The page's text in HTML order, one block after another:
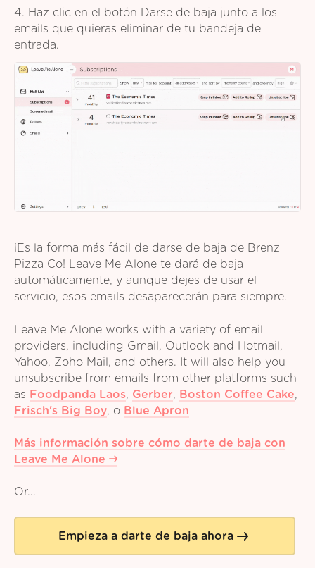
4. Haz clic en el botón Darse de baja junto a los
emails que quieras eliminar de tu bandeja de
entrada.
¡Es la forma más fácil de darse de baja de Brenz
Pizza Co! Leave Me Alone te dará de baja
automáticamente, y aunque dejes de usar el
servicio, esos emails desaparecerán para siempre.
Leave Me Alone works with a variety of email
providers, including Gmail, Outlook and Hotmail,
Yahoo, Zoho Mail, and others. It will also help you
unsubscribe from emails from other platforms such
as Foodpanda Laos, Gerber, Boston Coffee Cake,
Frisch's Big Boy, o Blue Apron
Más información sobre cómo darte de baja con
Leave Me Alone
Or...
Empieza a darte de baja ahora